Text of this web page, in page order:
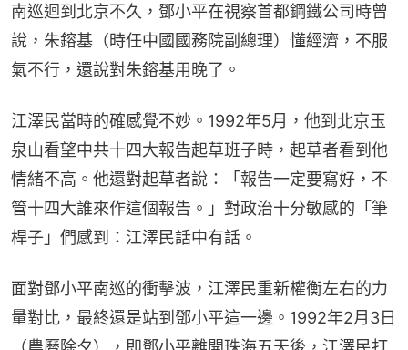
南巡迴到北京不久，鄧小平在視察首都鋼鐵公司時曾
說，朱鎔基（時任中國國務院副總理）懂經濟，不服
氣不行，還說對朱鎔基用晚了。
江澤民當時的確感覺不妙。1992年5月，他到北京玉
泉山看望中共十四大報告起草班子時，起草者看到他
情緒不高。他還對起草者說：「報告一定要寫好，不
管十四大誰來作這個報告。」對政治十分敏感的「筆
桿子」們感到：江澤民話中有話。
面對鄧小平南巡的衝擊波，江澤民重新權衡左右的力
量對比，最終還是站到鄧小平這一邊。1992年2月3日